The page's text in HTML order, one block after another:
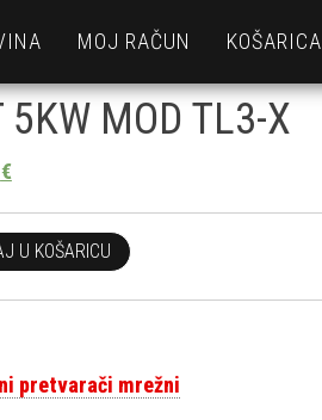
MOJ RAČUN KOŠARICA
5KW MOD TL3-X
€
TL3-X količina
U KOŠARICU
pretvarači mrežni